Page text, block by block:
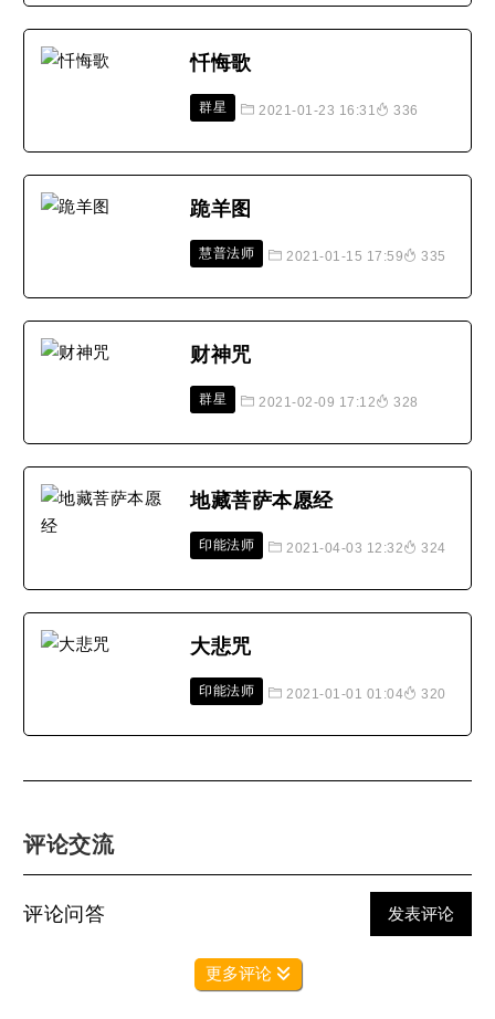
忏悔歌
群星 2021-01-23 16:31 336
跪羊图
慧普法师 2021-01-15 17:59 335
财神咒
群星 2021-02-09 17:12 328
地藏菩萨本愿经
印能法师 2021-04-03 12:32 324
大悲咒
印能法师 2021-01-01 01:04 320
评论交流
评论问答 发表评论
更多评论